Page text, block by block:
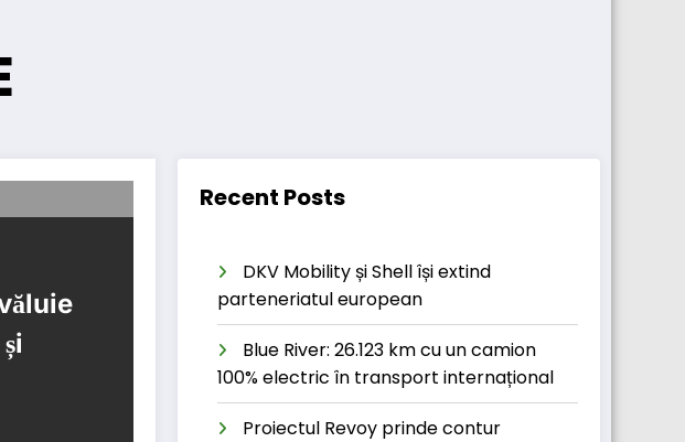
Recent Posts
DKV Mobility și Shell își extind
parteneriatul european
Blue River: 26.123 km cu un camion
100% electric în transport internațional
Proiectul Revoy prinde contur